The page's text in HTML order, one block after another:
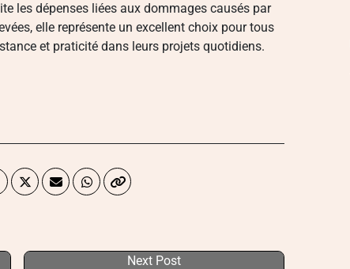
les dépenses liées aux dommages causés par
elle représente un excellent choix pour tous
et praticité dans leurs projets quotidiens.
Next Post